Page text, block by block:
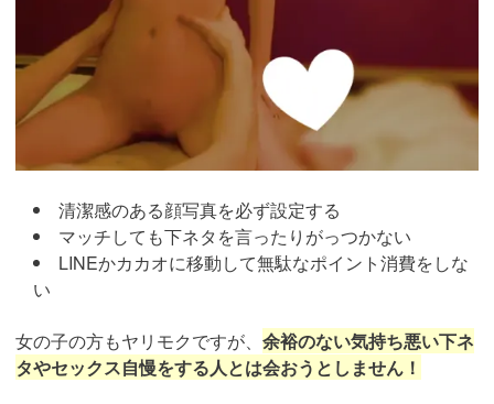
清潔感のある顔写真を必ず設定する
マッチしても下ネタを言ったりがっつかない
LINEかカカオに移動して無駄なポイント消費をしな
い
女の子の方もヤリモクですが、 余裕のない気持ち悪い下ネ
タやセックス自慢をする人とは会おうとしません！